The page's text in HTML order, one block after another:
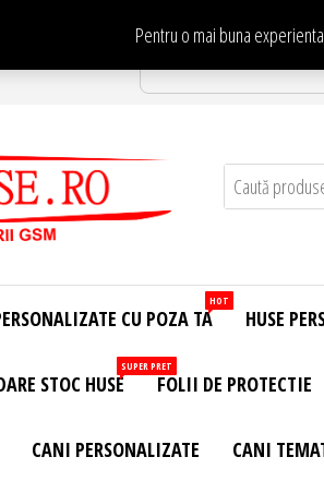
Pentru o mai buna
Te
CU POZA TA
HOT
HUSE
STOC HUSE
SUPER PRET
FOLII DE PROTECTIE
CANI PERSONALIZATE CANI